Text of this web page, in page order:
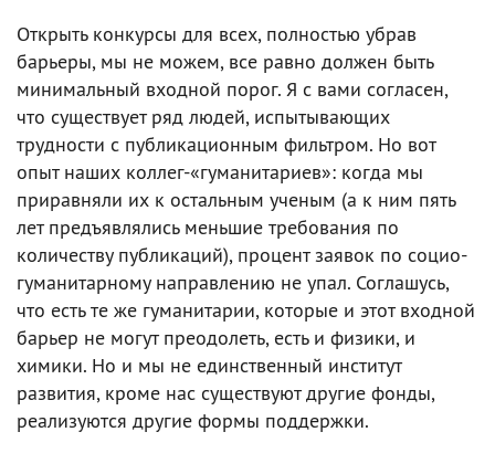
Открыть конкурсы для всех, полностью убрав
барьеры, мы не можем, все равно должен быть
минимальный входной порог. Я с вами согласен,
что существует ряд людей, испытывающих
трудности с публикационным фильтром. Но вот
опыт наших коллег-«гуманитариев»: когда мы
приравняли их к остальным ученым (а к ним пять
лет предъявлялись меньшие требования по
количеству публикаций), процент заявок по социо-
гуманитарному направлению не упал. Соглашусь,
что есть те же гуманитарии, которые и этот входной
барьер не могут преодолеть, есть и физики, и
химики. Но и мы не единственный институт
развития, кроме нас существуют другие фонды,
реализуются другие формы поддержки.